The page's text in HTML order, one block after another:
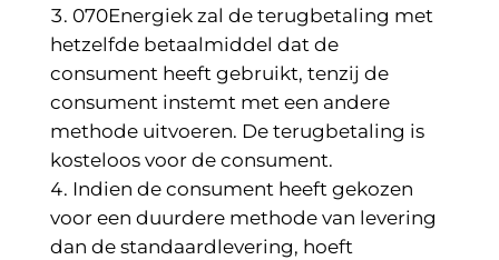
070Energiek zal de terugbetaling met
hetzelfde betaalmiddel dat de
consument heeft gebruikt, tenzij de
consument instemt met een andere
methode uitvoeren. De terugbetaling is
kosteloos voor de consument.
Indien de consument heeft gekozen
voor een duurdere methode van levering
dan de standaardlevering, hoeft